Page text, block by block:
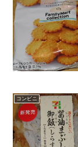
コンビニ